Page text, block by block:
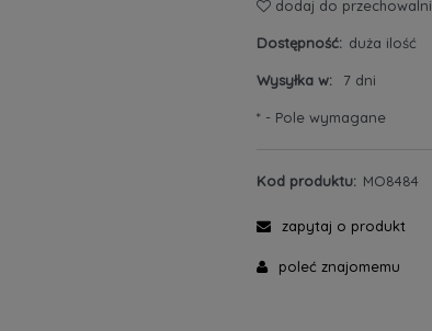
dodaj do przechowalni
Dostępność: duża ilość
Wysyłka w: 7 dni
* - Pole wymagane
Kod produktu: MO8484
zapytaj o produkt
poleć znajomemu